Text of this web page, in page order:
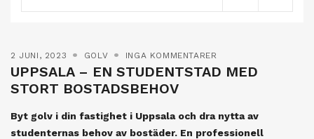
2 JUNI, 2023 GOLV INGA KOMMENTARER
UPPSALA – EN STUDENTSTAD MED
STORT BOSTADSBEHOV
Byt golv i din fastighet i Uppsala och dra nytta av
studenternas behov av bostäder. En professionell